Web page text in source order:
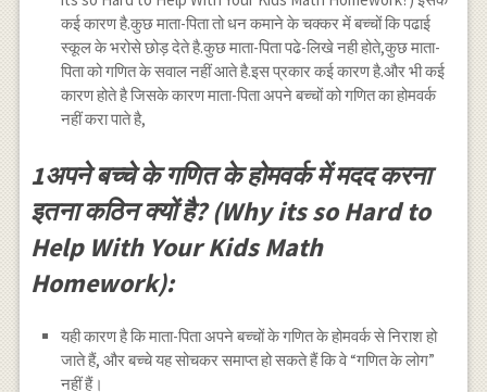
कई कारण है.कुछ माता-पिता तो धन कमाने के चक्कर में बच्चों कि पढाई
स्कूल के भरोसे छोड़ देते है.कुछ माता-पिता पढे-लिखे नही होते,कुछ माता-
पिता को गणित के सवाल नहीं आते है.इस प्रकार कई कारण है.और भी कई
कारण होते है जिसके कारण माता-पिता अपने बच्चों को गणित का होमवर्क
नहीं करा पाते है,
1अपने बच्चे के गणित के होमवर्क में मदद करना
इतना कठिन क्यों है? (Why its so Hard to
Help With Your Kids Math
Homework):
यही कारण है कि माता-पिता अपने बच्चों के गणित के होमवर्क से निराश हो
जाते हैं, और बच्चे यह सोचकर समाप्त हो सकते हैं कि वे “गणित के लोग”
नहीं हैं।